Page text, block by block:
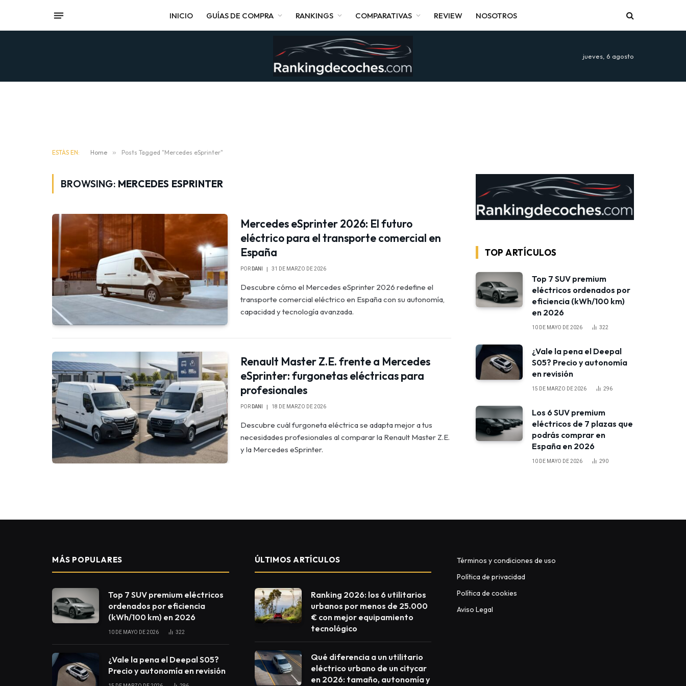
INICIO GUÍAS DE COMPRA RANKINGS COMPARATIVAS REVIEW NOSOTROS
jueves, 6 agosto
ESTÁS EN: Home » Posts Tagged "Mercedes eSprinter"
BROWSING: MERCEDES ESPRINTER
Mercedes eSprinter 2026: El futuro
eléctrico para el transporte comercial en
España
POR DANI 31 DE MARZO DE 2026
Descubre cómo el Mercedes eSprinter 2026 redefine el
transporte comercial eléctrico en España con su autonomía,
capacidad y tecnología avanzada.
Renault Master Z.E. frente a Mercedes
eSprinter: furgonetas eléctricas para
profesionales
POR DANI 18 DE MARZO DE 2026
Descubre cuál furgoneta eléctrica se adapta mejor a tus
necesidades profesionales al comparar la Renault Master Z.E.
y la Mercedes eSprinter.
TOP ARTÍCULOS
Top 7 SUV premium
eléctricos ordenados por
eficiencia (kWh/100 km)
en 2026
10 DE MAYO DE 2026 322
¿Vale la pena el Deepal
S05? Precio y autonomía
en revisión
15 DE MARZO DE 2026 296
Los 6 SUV premium
eléctricos de 7 plazas que
podrás comprar en
España en 2026
10 DE MAYO DE 2026 290
MÁS POPULARES
Top 7 SUV premium eléctricos
ordenados por eficiencia
(kWh/100 km) en 2026
10 DE MAYO DE 2026 322
¿Vale la pena el Deepal S05?
Precio y autonomía en revisión
ÚLTIMOS ARTÍCULOS
Ranking 2026: los 6 utilitarios
urbanos por menos de 25.000
€ con mejor equipamiento
tecnológico
Qué diferencia a un utilitario
eléctrico urbano de un citycar
en 2026: tamaño, autonomía y
Términos y condiciones de uso
Política de privacidad
Política de cookies
Aviso Legal